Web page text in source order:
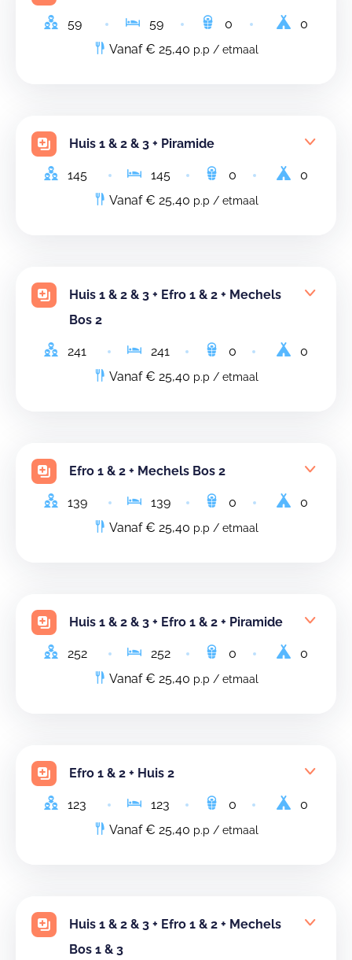
59 59 0
0
Vanaf € 25,40 p.p / etmaal
Huis 1 & 2 & 3 + Piramide
145 145 0
0
Vanaf € 25,40 p.p / etmaal
Huis 1 & 2 & 3 + Efro 1 & 2 + Mechels
Bos 2
241 241 0
0
Vanaf € 25,40 p.p / etmaal
Efro 1 & 2 + Mechels Bos 2
139 139 0
0
Vanaf € 25,40 p.p / etmaal
Huis 1 & 2 & 3 + Efro 1 & 2 + Piramide
252 252 0
0
Vanaf € 25,40 p.p / etmaal
Efro 1 & 2 + Huis 2
123 123 0
0
Vanaf € 25,40 p.p / etmaal
Huis 1 & 2 & 3 + Efro 1 & 2 + Mechels
Bos 1 & 3